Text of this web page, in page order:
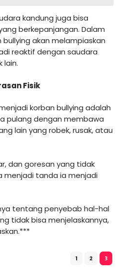
kandung juga bisa
berkepanjangan. Dalam
akan melampiaskan
reaktif dengan saudara
lain.
Fisik
korban bullying adalah
pulang dengan membawa
lain yang robek, rusak, atau
dan goresan yang tidak
menjadi tanda ia menjadi
tentang penyebab hal-hal
tidak bisa menjelaskannya,
1 2 3